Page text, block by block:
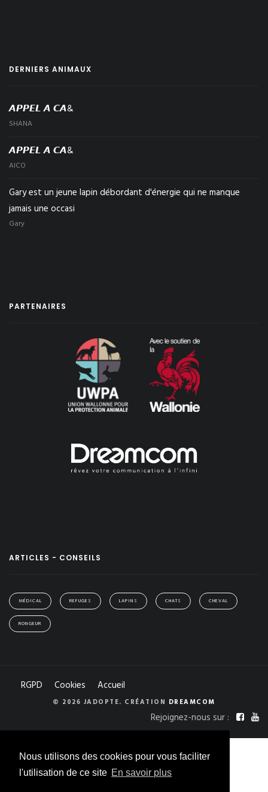
Nous utilisons des cookies pour vous faciliter
l'utilisation de ce site En savoir plus
DERNIERS ANIMAUX
𝘼𝙋𝙋𝙀𝙇 𝘼 𝘾𝘼&
SHANA
𝘼𝙋𝙋𝙀𝙇 𝘼 𝘾𝘼&
AICO
Gary est un jeune lapin débordant d'énergie qui ne manque
jamais une occasi
Gary
PARTENAIRES
ARTICLES - CONSEILS
MÉDICAL REFUGES LAPINS CHATS CHEVAL
RONGEUR
RGPD Cookies Accueil
© 2026 JADOPTE. CRÉATION DREAMCOM
Rejoignez-nous sur :